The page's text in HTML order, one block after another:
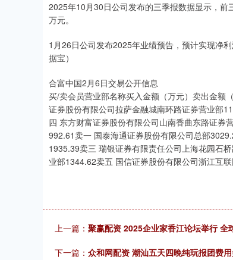
2025年10月30日公司发布的三季报数据显示，
万元。
1月26日公司发布2025年业绩预告，预计实现净
据宝）
合富中国2月6日交易公开信息
买/卖会员营业部名称买入金额（万元）卖出金额
证券股份有限公司拉萨金融城南环路证券营业部
四 东方财富证券股份有限公司山南香曲东路证券
992.61卖一 国泰海通证券股份有限公司总部
1935.39卖三 瑞银证券有限责任公司上海花园石
业部1344.62卖五 国信证券股份有限公司浙江互
上一篇： 聚赢配资 2025企业家香江论坛举行 全
下一篇： 众和网配资 潮汕五天四晚纯玩报团费